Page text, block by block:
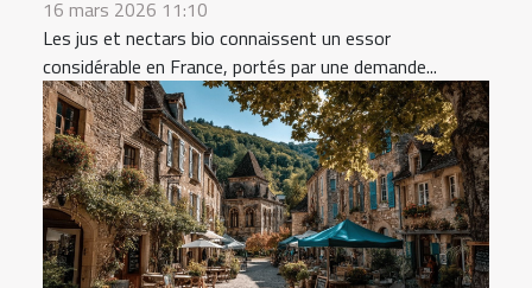
16 mars 2026 11:10
Les jus et nectars bio connaissent un essor
considérable en France, portés par une demande...